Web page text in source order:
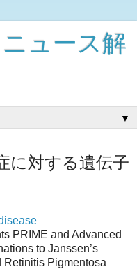
ュース解
▼
に対する遺伝子
PRIME and Advanced
to Janssen’s
Retinitis Pigmentosa